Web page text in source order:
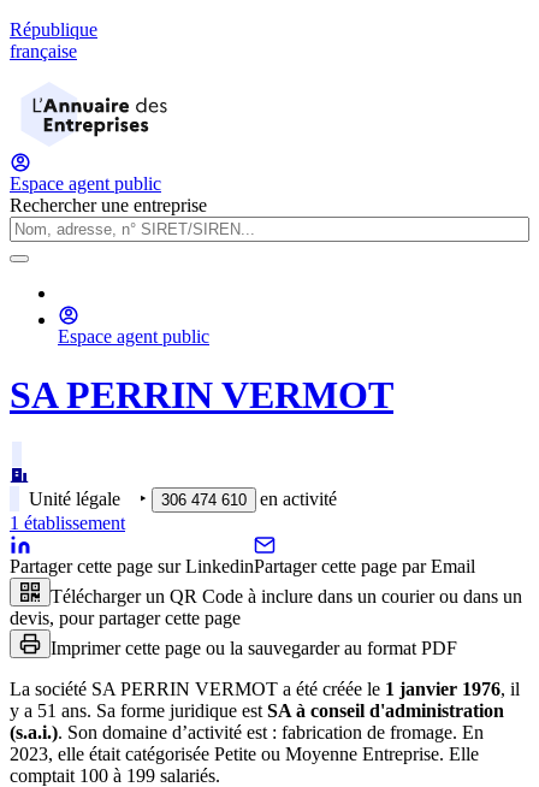
République
française
Espace agent public
Rechercher une entreprise
Espace agent public
SA PERRIN VERMOT
Unité légale ‣ 306 474 610
en activité
1 établissement
Partager cette page sur LinkedinPartager cette page par Email
Télécharger un QR Code à inclure dans un courier ou dans un
devis, pour partager cette page
Imprimer cette page ou la sauvegarder au format PDF
La société SA PERRIN VERMOT a été créée le 1 janvier 1976, il
y a 51 ans. Sa forme juridique est SA à conseil d'administration
(s.a.i.). Son domaine d’activité est : fabrication de fromage. En
2023, elle était catégorisée Petite ou Moyenne Entreprise. Elle
comptait 100 à 199 salariés.